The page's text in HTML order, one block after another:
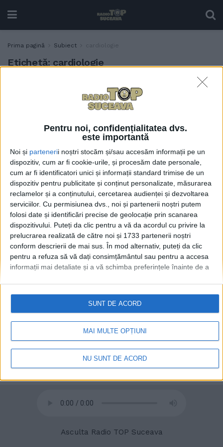
Pentru noi, confidențialitatea dvs.
este importantă
Noi și partenerii noștri stocăm și/sau accesăm informații pe un
dispozitiv, cum ar fi cookie-urile, și procesăm date personale,
cum ar fi identificatori unici și informații standard trimise de un
dispozitiv pentru publicitate și conținut personalizate, măsurarea
reclamelor și a conținutului, cercetarea audienței și dezvoltarea
serviciilor. Cu permisiunea dvs., noi și partenerii noștri putem
folosi date și identificări precise de geolocație prin scanarea
dispozitivului. Puteți da clic pentru a vă da acordul cu privire la
prelucrarea realizată de către noi și 1733 partenerii noștri
conform descrierii de mai sus. În mod alternativ, puteți da clic
pentru a refuza să vă dați consimțământul sau pentru a accesa
informații mai detaliate și a vă schimba preferințele înainte de a
retrageți consimțământul în orice moment, revenind la acest site
și făcând clic pe butonul "Confidențialitate" din partea de jos a
paginii web.
MAI MULTE OPȚIUNI
NU SUNT DE ACORD
SUNT DE ACORD
Prima pagină Subiect cardiologie
Etichetă: cardiologie
Așa da, domnule doctor-
manager Calancea!
3 NOIEMBRIE, 2022
SĂNĂTATE
Laborator pentru montarea
stimulatoarelor cardiace, în
curînd, la Spitalul Județean
Suceava. În 2021, 100 de
suceveni care aveau nevoie
de stimulatoare au fost
trimiși în centre
universitare
2 NOIEMBRIE, 2022
Radio TOP Suceava 104 FM
Asculta Radio TOP Suceava